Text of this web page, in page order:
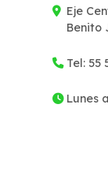
Eje
Benito
Tel: 55
Lunes